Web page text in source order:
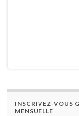
INSCRIVEZ-VOUS
MENSUELLE